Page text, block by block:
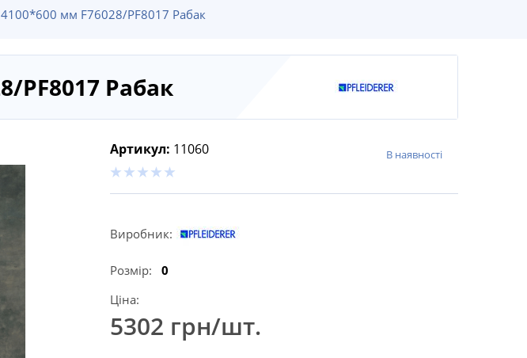
4100*600 мм F76028/PF8017 Рабак
PF8017 Рабак
Артикул: 11060 В наявності
Виробник:
Розмір:
0
Ціна:
5302 грн/шт.